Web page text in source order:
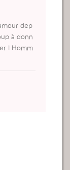
dep
à donn
l Homm
err
je deman
que